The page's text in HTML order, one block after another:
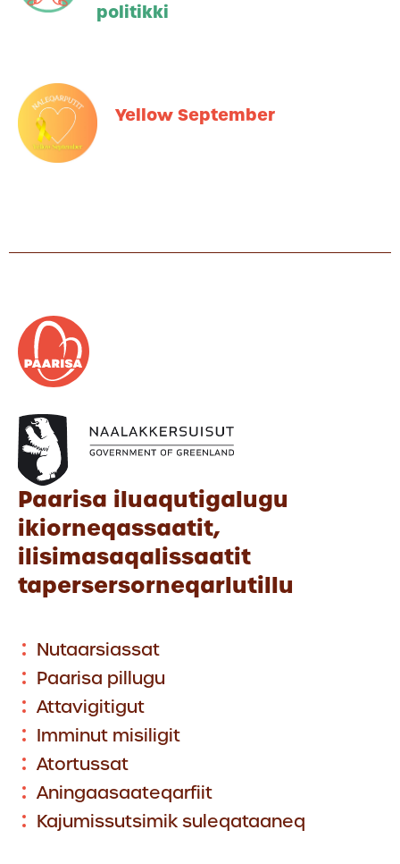
politikki
Yellow September
Paarisa iluaqutigalugu
ikiorneqassaatit,
ilisimasaqalissaatit
tapersersorneqarlutillu
Nutaarsiassat
Paarisa pillugu
Attavigitigut
Imminut misiligit
Atortussat
Aningaasaateqarfiit
Kajumissutsimik suleqataaneq